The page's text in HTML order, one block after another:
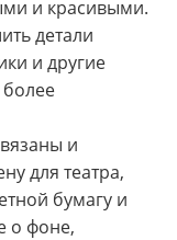
и красивыми.
детали
и другие
и
для театра,
бумагу и
о фоне,